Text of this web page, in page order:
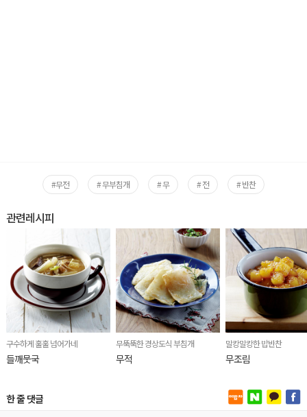
#무전 # 무부침개 # 무 # 전 # 반찬
관련레시피
구수하게 훌훌 넘어가네
들깨뭇국
무뚝뚝한 경상도식 부침개
무적
말캉말캉한 밥반찬
무조림
한 줄 댓글